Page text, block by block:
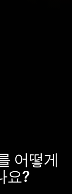
어떻게
요?